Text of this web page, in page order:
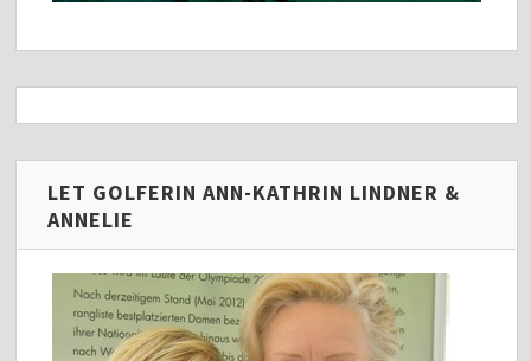
LET GOLFERIN ANN-KATHRIN LINDNER &
ANNELIE